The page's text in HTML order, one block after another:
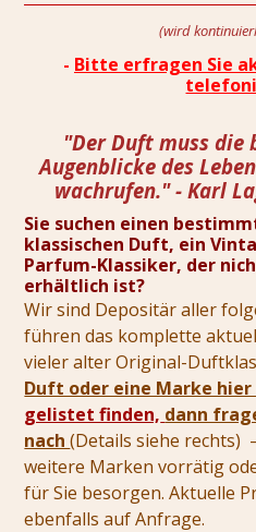
(wird
- Bitte erfragen Sie
"Der Duft muss die
Augenblicke des
wachrufen." - Karl
Sie suchen einen
klassischen Duft, ein
Parfum-Klassiker, der
erhältlich ist?
Wir sind Depositär aller
führen das komplette
vieler alter Original-
Duft oder eine Marke
gelistet finden, dann
nach(Details siehe rechts)
weitere Marken vorrätig
für Sie besorgen. Aktuelle
ebenfalls auf Anfrage.